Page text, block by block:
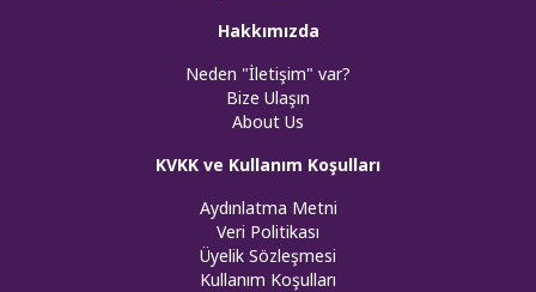
Hakkımızda
Neden "İletişim" var?
Bize Ulaşın
About Us
KVKK ve Kullanım Koşulları
Aydınlatma Metni
Veri Politikası
Üyelik Sözleşmesi
Kullanım Koşulları